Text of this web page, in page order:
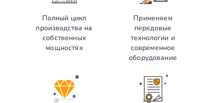
Полный цикл
производства на
собственных
мощностях
Применяем
передовые
технологии и
современное
оборудование